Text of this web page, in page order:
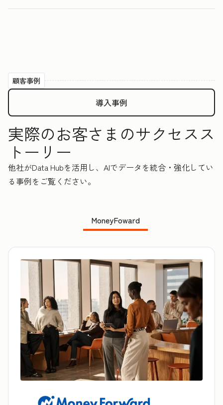
顧客事例
導入事例
実際のお客さまのサクセスス
トーリー
他社がData Hubを活用し、AIでデータを統合・強化してい
る事例をご覧ください。
MoneyFoward